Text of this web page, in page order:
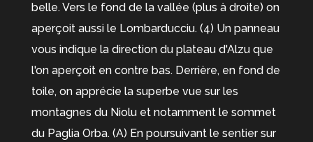
belle. Vers le fond de la vallée (plus à droite) on
aperçoit aussi le Lombarducciu. (4) Un panneau
vous indique la direction du plateau d'Alzu que
l'on aperçoit en contre bas. Derrière, en fond de
toile, on apprécie la superbe vue sur les
montagnes du Niolu et notamment le sommet
du Paglia Orba. (A) En poursuivant le sentier sur